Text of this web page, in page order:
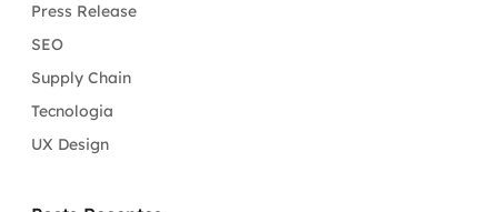
Press Release
SEO
Supply Chain
Tecnologia
UX Design